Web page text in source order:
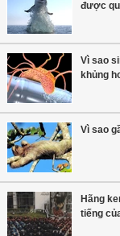
được
Vì sao
khủng
Vì sao
Hãng
tiếng